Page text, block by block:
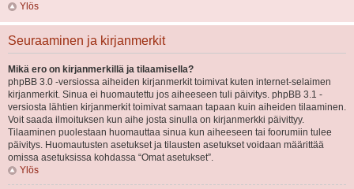
Ylös
Seuraaminen ja kirjanmerkit
Mikä ero on kirjanmerkillä ja tilaamisella?
phpBB 3.0 -versiossa aiheiden kirjanmerkit toimivat kuten internet-selaimen
kirjanmerkit. Sinua ei huomautettu jos aiheeseen tuli päivitys. phpBB 3.1 -
versiosta lähtien kirjanmerkit toimivat samaan tapaan kuin aiheiden tilaaminen.
Voit saada ilmoituksen kun aihe josta sinulla on kirjanmerkki päivittyy.
Tilaaminen puolestaan huomauttaa sinua kun aiheeseen tai foorumiin tulee
päivitys. Huomautusten asetukset ja tilausten asetukset voidaan määrittää
omissa asetuksissa kohdassa “Omat asetukset”.
Ylös